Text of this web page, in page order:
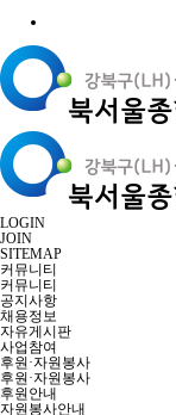
LOGIN
JOIN
SITEMAP
커뮤니티
커뮤니티
공지사항
채용정보
자유게시판
사업참여
후원·자원봉사
후원·자원봉사
후원안내
자원봉사안내